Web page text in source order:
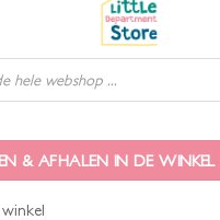
& AFHALEN IN DE WINKEL